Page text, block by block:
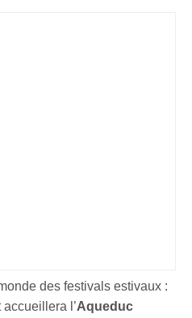
des festivals estivaux :
l’Aqueduc